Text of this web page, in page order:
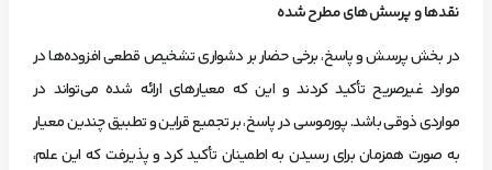
نقدها و پرسش‌های مطرح شده
در بخش پرسش و پاسخ، برخی حضار بر دشواری تشخیص قطعی افزوده‌ها در
موارد غیرصریح تأکید کردند و این که معیارهای ارائه شده می‌تواند در
مواردی ذوقی باشد. پورموسی در پاسخ، بر تجمیع قراین و تطبیق چندین معیار
به صورت همزمان برای رسیدن به اطمینان تأکید کرد و پذیرفت که این علم،